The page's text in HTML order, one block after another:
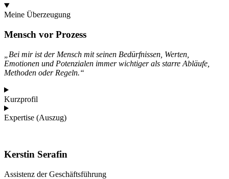
Meine Überzeugung
Mensch vor Prozess
Bei mir ist der Mensch mit seinen Bedürfnissen, Werten,
Emotionen und Potenzialen immer wichtiger als starre Abläufe,
Methoden oder Regeln.“
Kurzprofil
Expertise (Auszug)
Kerstin Serafin
Assistenz der Geschäftsführung